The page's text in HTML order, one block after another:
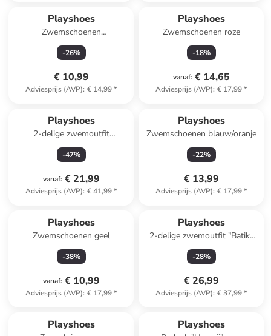
Playshoes
Zwemschoenen
lichtroze/meerkleurig
-26%
€ 10,99
Adviesprijs (AVP): € 14,99*
Playshoes
Zwemschoenen roze
-18%
vanaf: € 14,65
Adviesprijs (AVP): € 17,99*
Playshoes
2-delige zwemoutfit
donkerblauw/meerkleurig
-47%
vanaf: € 21,99
Adviesprijs (AVP): € 41,99*
Playshoes
Zwemschoenen blauw/oranje
-22%
€ 13,99
Adviesprijs (AVP): € 17,99*
Playshoes
Zwemschoenen geel
-38%
vanaf: € 10,99
Adviesprijs (AVP): € 17,99*
Playshoes
2-delige zwemoutfit "Batik"
lichtroze/blauw
-28%
€ 26,99
Adviesprijs (AVP): € 37,99*
Playshoes Playshoes